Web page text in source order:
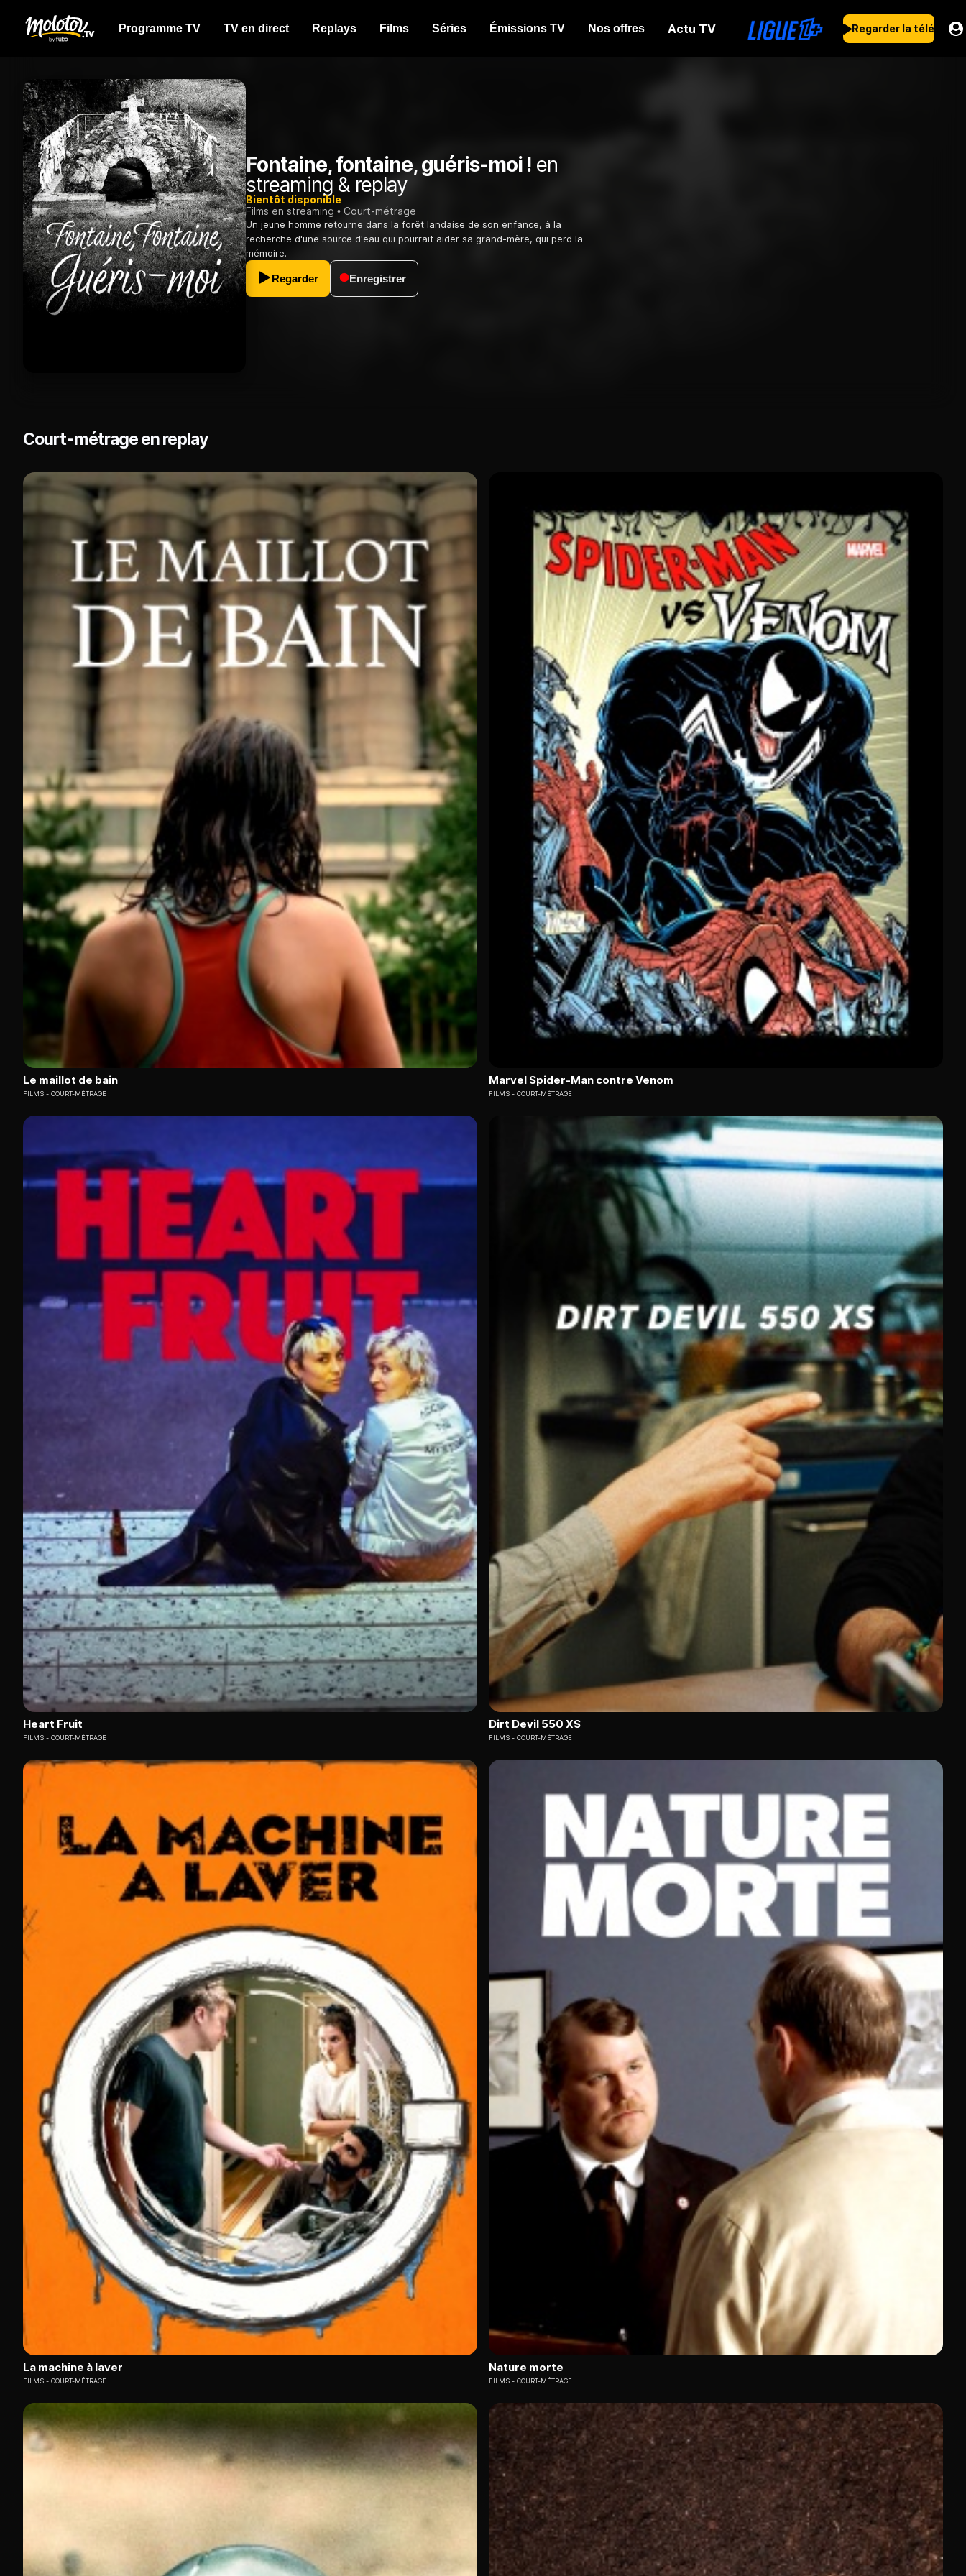
Programme TV TV en direct Replays Films Séries Émissions TV Nos offres Actu TV Regarder la télé
Fontaine, fontaine, guéris-moi ! en
streaming & replay
Bientôt disponible
Films en streaming
Court-métrage
Un jeune homme retourne dans la forêt landaise de son enfance, à la
recherche d'une source d'eau qui pourrait aider sa grand-mère, qui perd la
mémoire.
Regarder Enregistrer
Court-métrage en replay
Le maillot de bain
FILMS COURT-MÉTRAGE
Marvel Spider-Man contre Venom
FILMS COURT-MÉTRAGE
Heart Fruit
FILMS COURT-MÉTRAGE
Dirt Devil 550 XS
FILMS COURT-MÉTRAGE
La machine à laver
FILMS COURT-MÉTRAGE
Nature morte
FILMS COURT-MÉTRAGE